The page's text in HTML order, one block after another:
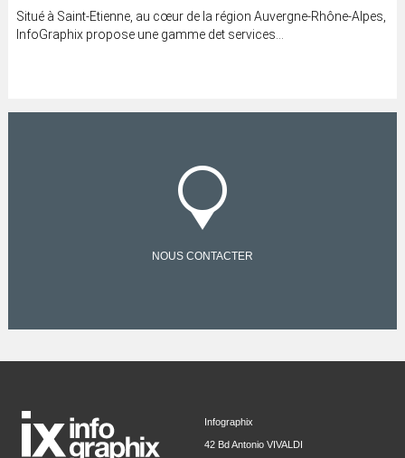
Situé à Saint-Etienne, au cœur de la région Auvergne-Rhône-Alpes,
InfoGraphix propose une gamme det services...
NOUS CONTACTER
Infographix
42 Bd Antonio VIVALDI